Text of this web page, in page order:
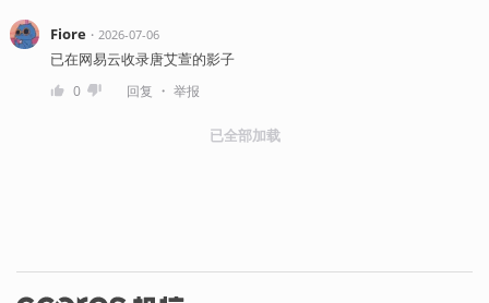
Fiore・ 2026-07-06
已在网易云收录唐艾萱的影子
0 回复 ・ 举报
已全部加载